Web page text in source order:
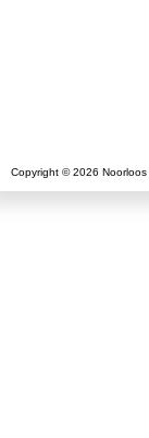
Copyright © 2026